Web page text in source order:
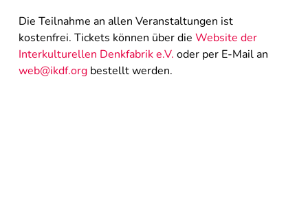
Die Teilnahme an allen Veranstaltungen ist
kostenfrei. Tickets können über dieWebsite der
Interkulturellen Denkfabrik e.V. oder per E-Mail an
web@ikdf.org bestellt werden.